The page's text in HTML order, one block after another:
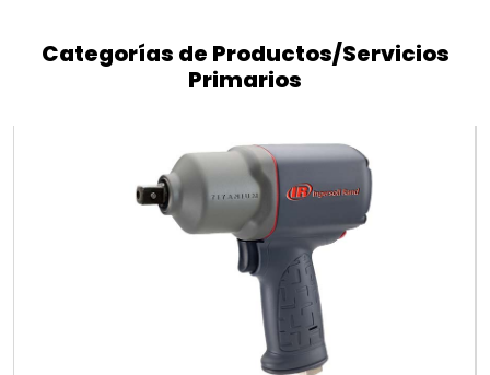
Categorías de Productos/Servicios
Primarios